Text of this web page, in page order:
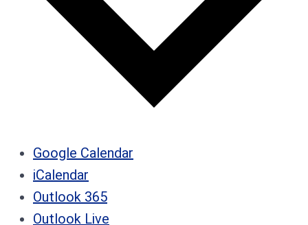
Google Calendar
iCalendar
Outlook 365
Outlook Live